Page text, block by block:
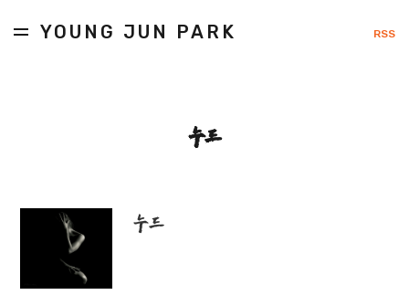
YOUNG JUN PARK RSS
누드
누드